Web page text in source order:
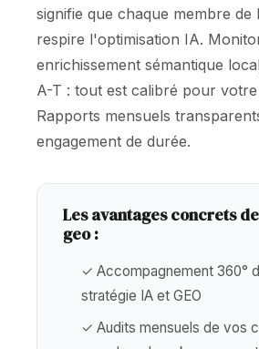
signifie que chaque membre de
respire l'optimisation IA.
enrichissement sémantique
A-T : tout est calibré pour
Rapports mensuels
engagement de durée.
Les avantages concrets
geo :
✓ Accompagnement 360°
stratégie IA et GEO
✓ Audits mensuels de vos